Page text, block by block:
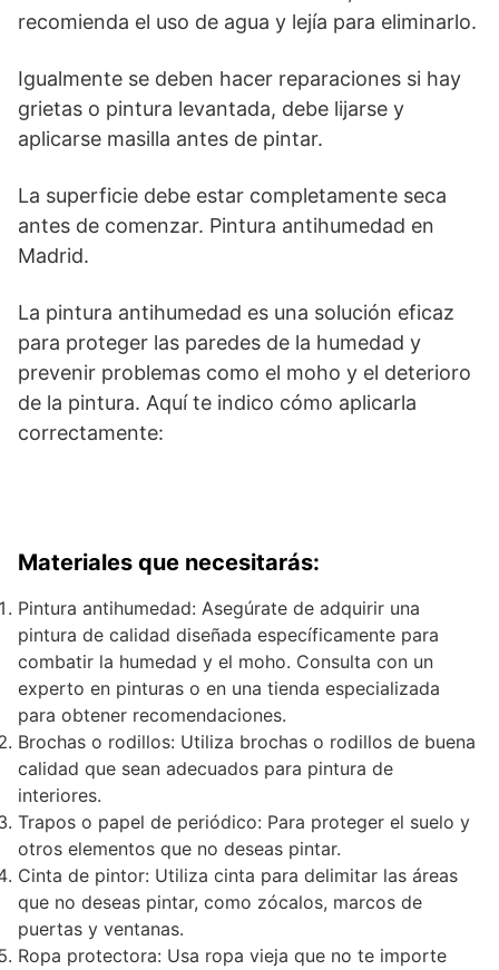
recomienda el uso de agua y lejía para eliminarlo.
Igualmente se deben hacer reparaciones si hay
grietas o pintura levantada, debe lijarse y
aplicarse masilla antes de pintar.
La superficie debe estar completamente seca
antes de comenzar. Pintura antihumedad en
Madrid.
La pintura antihumedad es una solución eficaz
para proteger las paredes de la humedad y
prevenir problemas como el moho y el deterioro
de la pintura. Aquí te indico cómo aplicarla
correctamente:
Materiales que necesitarás:
Pintura antihumedad: Asegúrate de adquirir una
pintura de calidad diseñada específicamente para
combatir la humedad y el moho. Consulta con un
experto en pinturas o en una tienda especializada
para obtener recomendaciones.
Brochas o rodillos: Utiliza brochas o rodillos de buena
calidad que sean adecuados para pintura de
interiores.
Trapos o papel de periódico: Para proteger el suelo y
otros elementos que no deseas pintar.
Cinta de pintor: Utiliza cinta para delimitar las áreas
que no deseas pintar, como zócalos, marcos de
puertas y ventanas.
Ropa protectora: Usa ropa vieja que no te importe